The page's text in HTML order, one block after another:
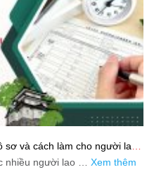
sơ và cách làm cho người lao
nhiều người lao … Xem thêm